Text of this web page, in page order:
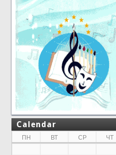
Calendar
ПН ВТ СР ЧТ